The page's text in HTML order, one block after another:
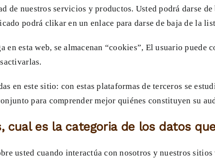
de nuestros servicios y productos. Usted podrá darse
podrá clikar en un enlace para darse de baja de la
en esta web, se almacenan “cookies”, El usuario
en este sitio: con estas plataformas de terceros se
para comprender mejor quiénes constituyen su
cual es la categoria de los datos
usted cuando interactúa con nosotros y nuestros